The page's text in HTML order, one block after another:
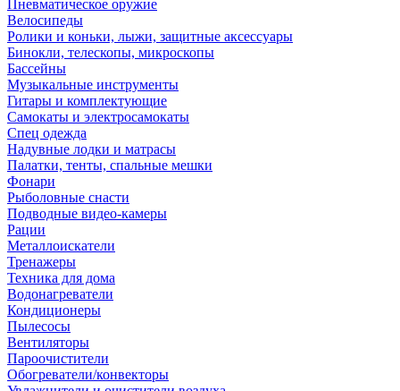
Пневматическое оружие
Велосипеды
Ролики и коньки, лыжи, защитные аксессуары
Бинокли, телескопы, микроскопы
Бассейны
Музыкальные инструменты
Гитары и комплектующие
Самокаты и электросамокаты
Спец одежда
Надувные лодки и матрасы
Палатки, тенты, спальные мешки
Фонари
Рыболовные снасти
Подводные видео-камеры
Рации
Металлоискатели
Тренажеры
Техника для дома
Водонагреватели
Кондиционеры
Пылесосы
Вентиляторы
Пароочистители
Обогреватели/конвекторы